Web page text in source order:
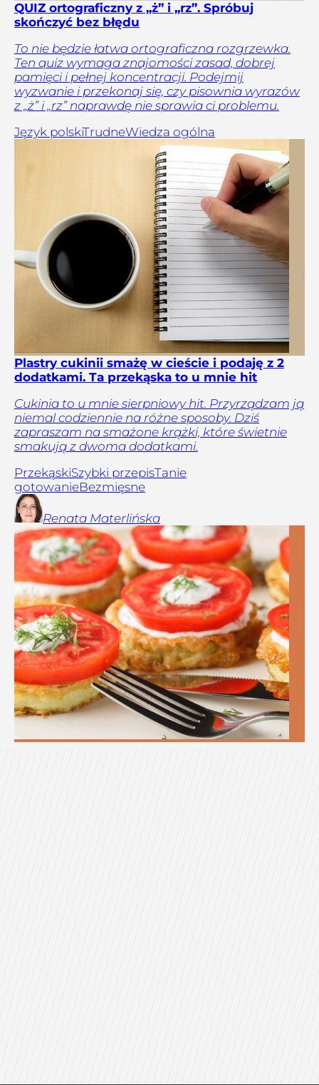
QUIZ ortograficzny z „ż” i „rz”. Spróbuj
skończyć bez błędu
To nie będzie łatwa ortograficzna rozgrzewka.
Ten quiz wymaga znajomości zasad, dobrej
pamięci i pełnej koncentracji. Podejmij
wyzwanie i przekonaj się, czy pisownia wyrazów
z „ż” i „rz” naprawdę nie sprawia ci problemu.
Język polskiTrudneWiedza ogólna
Plastry cukinii smażę w cieście i podaję z 2
dodatkami. Ta przekąska to u mnie hit
Cukinia to u mnie sierpniowy hit. Przyrządzam ją
niemal codziennie na różne sposoby. Dziś
zapraszam na smażone krążki, które świetnie
smakują z dwoma dodatkami.
PrzekąskiSzybki przepisTanie
gotowanieBezmięsne
Renata Materlińska